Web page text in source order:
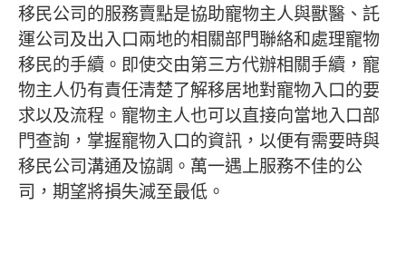
移民公司的服務賣點是協助寵物主人與獸醫、託
運公司及出入口兩地的相關部門聯絡和處理寵物
移民的手續。即使交由第三方代辦相關手續，寵
物主人仍有責任清楚了解移居地對寵物入口的要
求以及流程。寵物主人也可以直接向當地入口部
門查詢，掌握寵物入口的資訊，以便有需要時與
移民公司溝通及協調。萬一遇上服務不佳的公
司，期望將損失減至最低。